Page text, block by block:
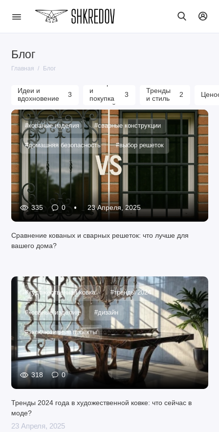
Блог
Главная Блог
Идеи и
вдохновение
3
и
покупка
изделий
3
Тренды
и стиль
2
#кованые изделия #сварные конструкции
#домашняя безопасность #выбор решеток
335 0 23 Апреля, 2025
Сравнение кованых и сварных решеток: что лучше для
вашего дома?
#художественная ковка #тренды 2024
#кованые изделия #дизайн
#эксклюзивные проекты
318 0
Тренды 2024 года в художественной ковке: что сейчас в
моде?
23 Апреля, 2025